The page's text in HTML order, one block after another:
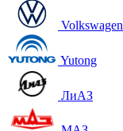
Volkswagen
Yutong
ЛиАЗ